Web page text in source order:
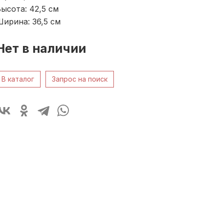
42,5 см
36,5 см
в наличии
В каталог Запрос на поиск